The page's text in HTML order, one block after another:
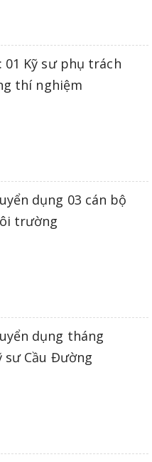
01 Kỹ sư phụ trách
thí nghiệm
dụng 03 cán bộ
trường
dụng tháng
sư Cầu Đường